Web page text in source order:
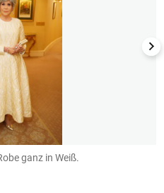
ganz in Weiß.